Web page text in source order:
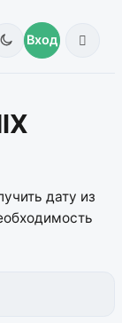
Вход
дату из